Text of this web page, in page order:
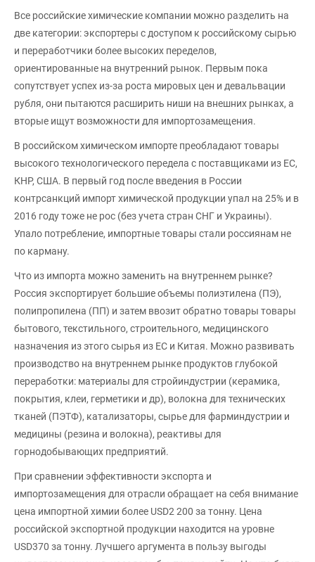
Все российские химические компании можно разделить на
две категории: экспортеры с доступом к российскому сырью
и переработчики более высоких переделов,
ориентированные на внутренний рынок. Первым пока
сопутствует успех из-за роста мировых цен и девальвации
рубля, они пытаются расширить ниши на внешних рынках, а
вторые ищут возможности для импортозамещения.
В российском химическом импорте преобладают товары
высокого технологического передела с поставщиками из ЕС,
КНР, США. В первый год после введения в России
контрсанкций импорт химической продукции упал на 25% и в
2016 году тоже не рос (без учета стран СНГ и Украины).
Упало потребление, импортные товары стали россиянам не
по карману.
Что из импорта можно заменить на внутреннем рынке?
Россия экспортирует большие объемы полиэтилена (ПЭ),
полипропилена (ПП) и затем ввозит обратно товары товары
бытового, текстильного, строительного, медицинского
назначения из этого сырья из ЕС и Китая. Можно развивать
производство на внутреннем рынке продуктов глубокой
переработки: материалы для стройиндустрии (керамика,
покрытия, клеи, герметики и др), волокна для технических
тканей (ПЭТФ), катализаторы, сырье для фарминдустрии и
медицины (резина и волокна), реактивы для
горнодобывающих предприятий.
При сравнении эффективности экспорта и
импортозамещения для отрасли обращает на себя внимание
цена импортной химии более USD2 200 за тонну. Цена
российской экспортной продукции находится на уровне
USD370 за тонну. Лучшего аргумента в пользу выгоды